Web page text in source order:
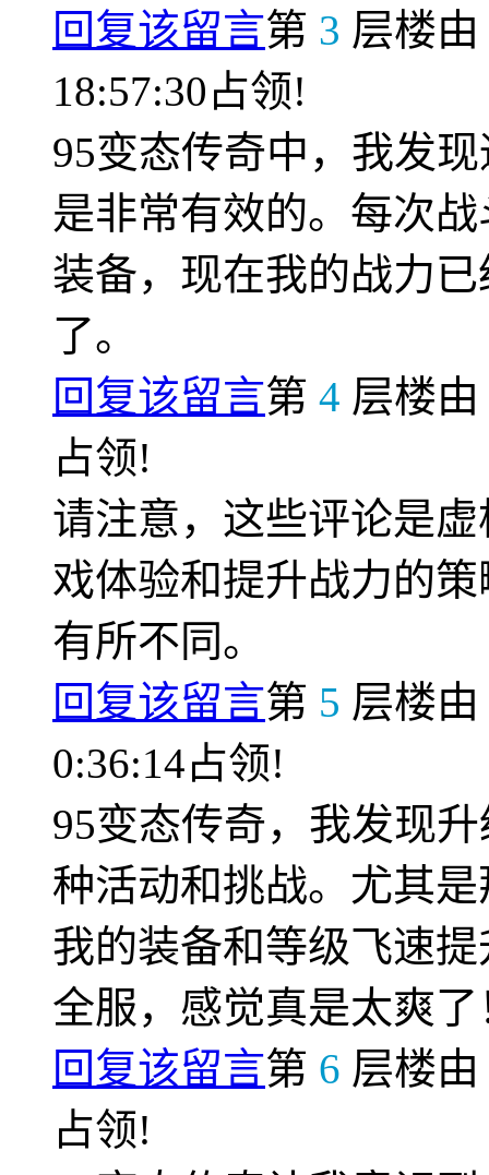
回复该留言第 3 层楼由
18:57:30占领!
95变态传奇中，我发
是非常有效的。每次
装备，现在我的战力
了。
回复该留言第 4 层楼由
占领!
请注意，这些评论是
戏体验和提升战力的
有所不同。
回复该留言第 5 层楼由
0:36:14占领!
95变态传奇，我发现
种活动和挑战。尤其
我的装备和等级飞速
全服，感觉真是太爽了
回复该留言第 6 层楼由
占领!